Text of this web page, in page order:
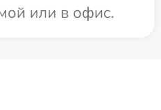
или в офис.